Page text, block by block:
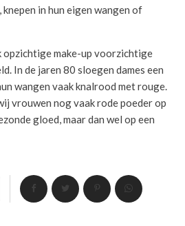
in hun eigen wangen of
opzichtige make-up voorzichtige
In de jaren 80 sloegen dames een
wangen vaak knalrood met rouge.
vrouwen nog vaak rode poeder op
gloed, maar dan wel op een